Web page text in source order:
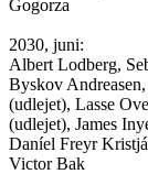
Gogorza
2030, juni:
Albert Lodberg,
Byskov
(udlejet), Lasse
(udlejet), James
Daníel Freyr
Victor Bak